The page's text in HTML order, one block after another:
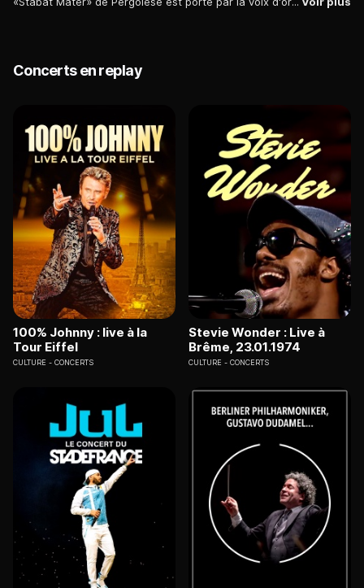
Concerts en replay
100% Johnny : live à la
Tour Eiffel
CULTURE CONCERTS
Stevie Wonder : Live à
Brême, 23.01.1974
CULTURE CONCERTS